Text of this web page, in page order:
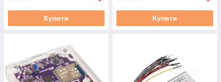
Купити Купити